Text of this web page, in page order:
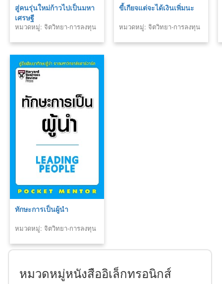
สู่คนรุ่นใหม่ก้าวไปเป็นมหา
เศรษฐี
หมวดหมู่: จิตวิทยา-การลงทุน
ขี้เกียจแต่จะได้เงินเพิ่มนะ
หมวดหมู่: จิตวิทยา-การลงทุน
ทักษะการเป็นผู้นำ
หมวดหมู่: จิตวิทยา-การลงทุน
หมวดหมู่หนังสืออิเล็กทรอนิกส์